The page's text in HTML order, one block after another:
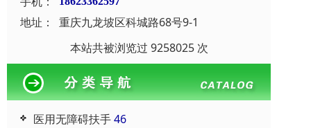
地址：
重庆九龙坡区科城路68号9-1
本站共被浏览过 9258025 次
医用无障碍扶手46